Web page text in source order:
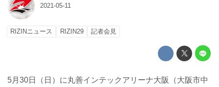
2021-05-11
RIZINニュース RIZIN29 記者会見
5月30日（日）に丸善インテックアリーナ大阪（大阪市中